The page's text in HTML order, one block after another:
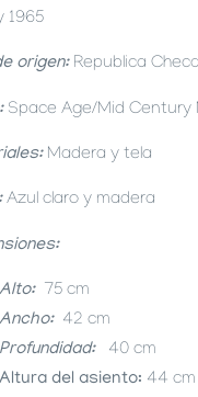
1965
origen: Republica Checa
Space Age/Mid Century
Madera y tela
Azul claro y madera
Alto: 75 cm
Ancho: 42 cm
Profundidad: 40 cm
Altura del asiento: 44 cm